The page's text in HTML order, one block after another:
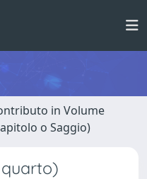
in Volume
o Saggio)
quarto)